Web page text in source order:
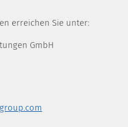
erreichen Sie unter:
GmbH